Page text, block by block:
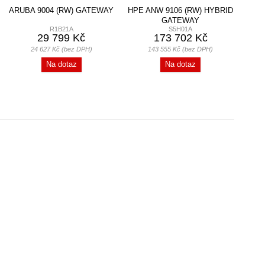
ARUBA 9004 (RW) GATEWAY
R1B21A
29 799 Kč
24 627 Kč (bez DPH)
Na dotaz
HPE ANW 9106 (RW) HYBRID
GATEWAY
S5H01A
173 702 Kč
143 555 Kč (bez DPH)
Na dotaz